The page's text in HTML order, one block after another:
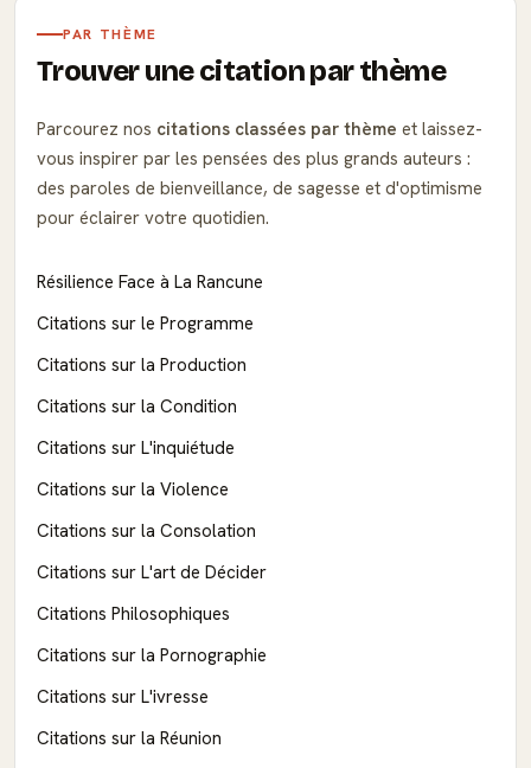
PAR THÈME
Trouver une citation par thème
Parcourez nos citations classées par thème et laissez-
vous inspirer par les pensées des plus grands auteurs :
des paroles de bienveillance, de sagesse et d'optimisme
pour éclairer votre quotidien.
Résilience Face à La Rancune
Citations sur le Programme
Citations sur la Production
Citations sur la Condition
Citations sur L'inquiétude
Citations sur la Violence
Citations sur la Consolation
Citations sur L'art de Décider
Citations Philosophiques
Citations sur la Pornographie
Citations sur L'ivresse
Citations sur la Réunion